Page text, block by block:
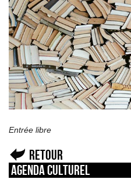
Entrée libre
Retour
Agenda culturel